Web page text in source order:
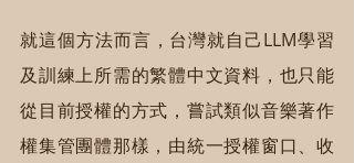
就這個方法而言，台灣就自己LLM學習
及訓練上所需的繁體中文資料，也只能
從目前授權的方式，嘗試類似音樂著作
權集管團體那樣，由統一授權窗口、收